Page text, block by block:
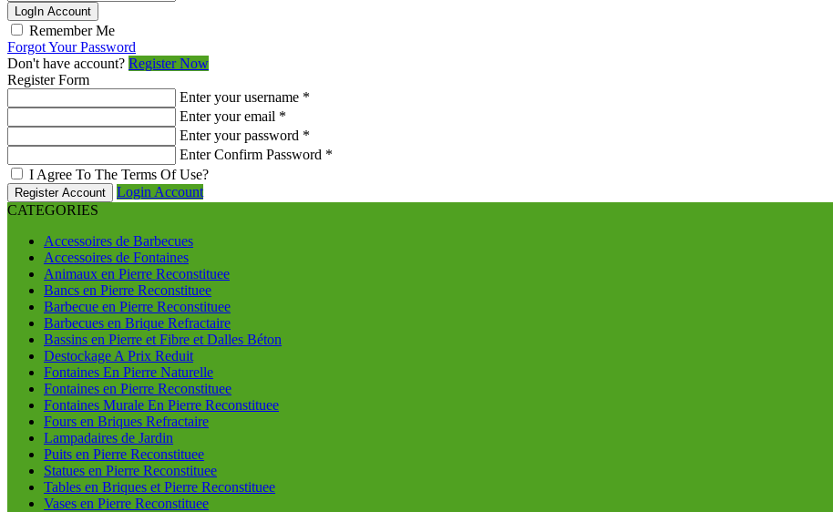
LogIn Account
Remember Me
Forgot Your Password
Don't have account? Register Now
Register Form
Enter your username *
Enter your email *
Enter your password *
Enter Confirm Password *
I Agree To The Terms Of Use?
Register Account
Login Account
CATEGORIES
Accessoires de Barbecues
Accessoires de Fontaines
Animaux en Pierre Reconstituee
Bancs en Pierre Reconstituee
Barbecue en Pierre Reconstituee
Barbecues en Brique Refractaire
Bassins en Pierre et Fibre et Dalles Béton
Destockage A Prix Reduit
Fontaines En Pierre Naturelle
Fontaines en Pierre Reconstituee
Fontaines Murale En Pierre Reconstituee
Fours en Briques Refractaire
Lampadaires de Jardin
Puits en Pierre Reconstituee
Statues en Pierre Reconstituee
Tables en Briques et Pierre Reconstituee
Vases en Pierre Reconstituee